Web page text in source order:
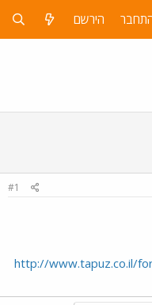
הירשם
#1
[URL]http://